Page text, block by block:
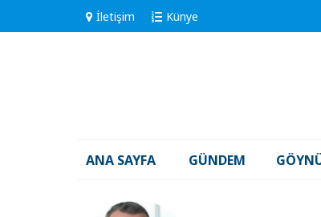
İletişim Künye
ANA SAYFA GÜNDEM